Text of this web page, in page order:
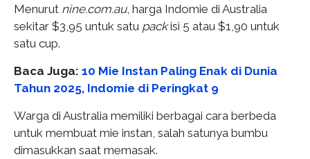
Menurut nine.com.au, harga Indomie di Australia
sekitar $3,95 untuk satu packisi 5 atau $1,90 untuk
satu cup.
Baca Juga: 10 Mie Instan Paling Enak di Dunia
Tahun 2025, Indomie di Peringkat 9
Warga di Australia memiliki berbagai cara berbeda
untuk membuat mie instan, salah satunya bumbu
dimasukkan saat memasak.